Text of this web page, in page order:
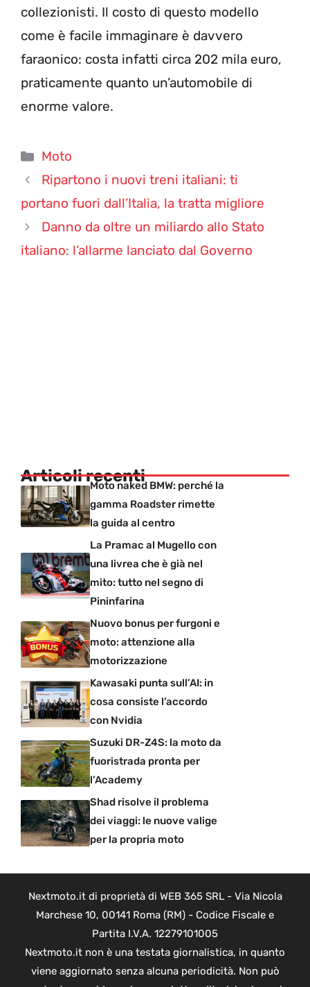
collezionisti. Il costo di questo modello
come è facile immaginare è davvero
faraonico: costa infatti circa 202 mila euro,
praticamente quanto un’automobile di
enorme valore.
Categorie
Moto
Ripartono i nuovi treni italiani: ti
portano fuori dall’Italia, la tratta migliore
Danno da oltre un miliardo allo Stato
italiano: l’allarme lanciato dal Governo
Articoli recentiMoto naked BMW: perché la
gamma Roadster rimette
la guida al centro
La Pramac al Mugello con
una livrea che è già nel
mito: tutto nel segno di
Pininfarina
Nuovo bonus per furgoni e
moto: attenzione alla
motorizzazione
Kawasaki punta sull’AI: in
cosa consiste l’accordo
con Nvidia
Suzuki DR-Z4S: la moto da
fuoristrada pronta per
l’Academy
Shad risolve il problema
dei viaggi: le nuove valige
per la propria moto
Nextmoto.it di proprietà di WEB 365 SRL - Via Nicola
Marchese 10, 00141 Roma (RM) - Codice Fiscale e
Partita I.V.A. 12279101005
Nextmoto.it non è una testata giornalistica, in quanto
viene aggiornato senza alcuna periodicità. Non può